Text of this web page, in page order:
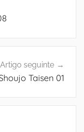
Artigo seguinte
Taisen 01